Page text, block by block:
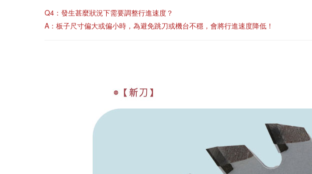
Q4：發生甚麼狀況下需要調整行進速度？
A：板子尺寸偏大或偏小時，為避免跳刀或機台不穩，會將行進速度降低！